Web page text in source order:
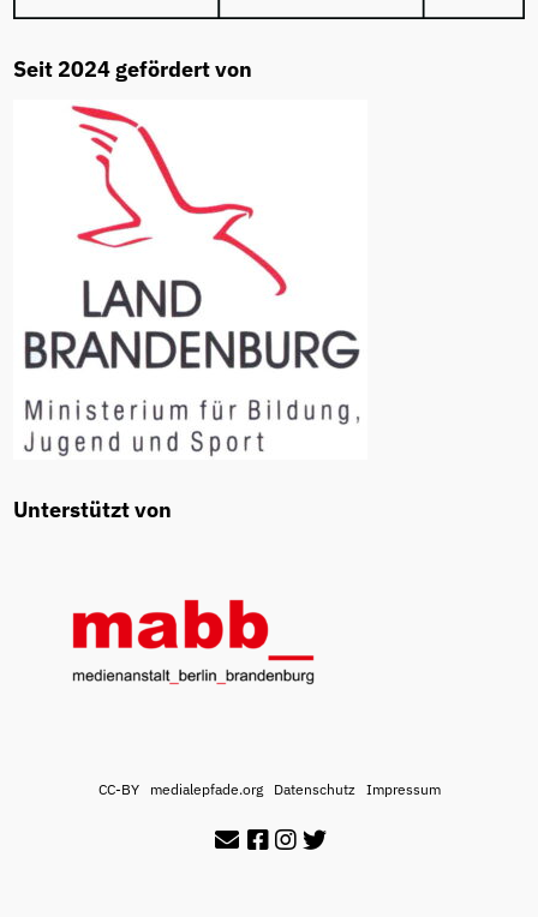
Seit 2024 gefördert von
Unterstützt von
CC-BY medialepfade.org Datenschutz Impressum